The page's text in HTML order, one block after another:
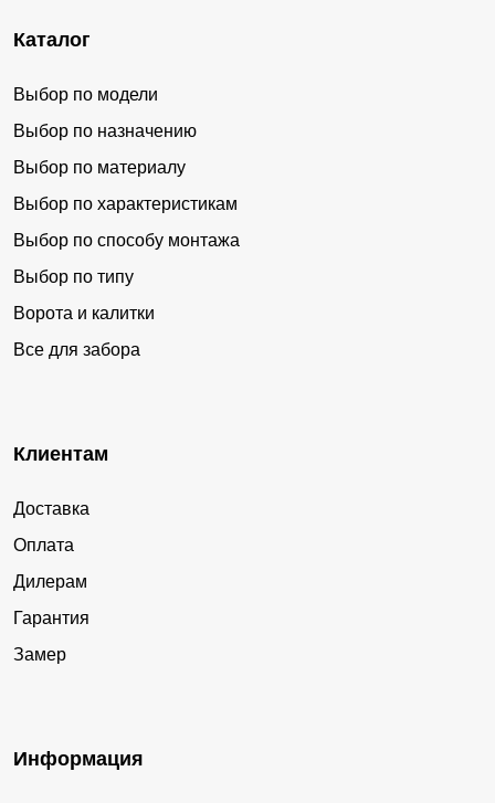
Каталог
Выбор по модели
Выбор по назначению
Выбор по материалу
Выбор по характеристикам
Выбор по способу монтажа
Выбор по типу
Ворота и калитки
Все для забора
Клиентам
Доставка
Оплата
Дилерам
Гарантия
Замер
Информация